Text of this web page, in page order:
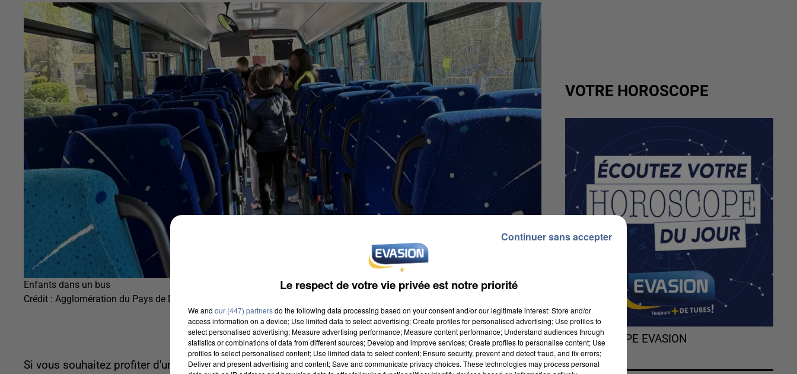
Enfants dans un bus
Crédit : Agglomération du Pays de Dreux
Si vous souhaitez profiter d'une aide du Département de Seine-et-Marne pour le transport scolaire de
VOTRE HOROSCOPE
L'HOROSCOPE EVASION
Le respect de votre vie privée est notre priorité
We and our (447) partnersdo the following data processing based on your consent and/or our legitimate interest: Store and/or
access information on a device; Use limited data to select advertising; Create profiles for personalised advertising; Use profiles to
select personalised advertising; Measure advertising performance; Measure content performance; Understand audiences through
statistics or combinations of data from different sources; Develop and improve services; Create profiles to personalise content; Use
profiles to select personalised content; Use limited data to select content; Ensure security, prevent and detect fraud, and fix errors;
Deliver and present advertising and content; Save and communicate privacy choices. These technologies may process personal
Continuer sans accepter